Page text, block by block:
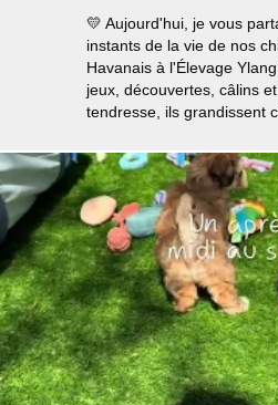
💛 Aujourd'hui, je vous
instants de la vie de nos
Havanais à l'Élevage
jeux, découvertes, câlins
tendresse, ils grandissent